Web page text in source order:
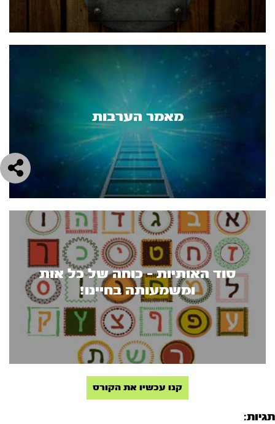
מאמר הערבות
סוד האותיות - כוחה של כל אות
ומשמעותה בחיינו!
קנו עכשיו את הקורס
תגיות: